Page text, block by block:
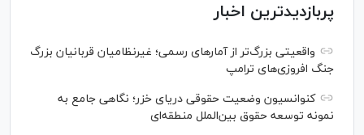
پربازدیدترین اخبار
واقعیتی بزرگ‌تر از آمار‌های رسمی؛ غیرنظامیان قربانیان بزرگ
جنگ افروزی‌های ترامپ
کنوانسیون وضعیت حقوقی دریای خزر؛ نگاهی جامع به
نمونه توسعه حقوق بین‌الملل منطقه‌ای